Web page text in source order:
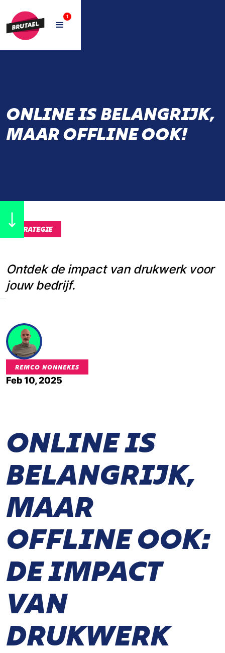
1
ONLINE IS BELANGRIJK,
MAAR OFFLINE OOK!
STRATEGIE
Ontdek de impact van drukwerk voor
jouw bedrijf.
REMCO NONNEKES
Feb 10, 2025
ONLINE IS
BELANGRIJK,
MAAR
OFFLINE OOK:
DE IMPACT
VAN
DRUKWERK